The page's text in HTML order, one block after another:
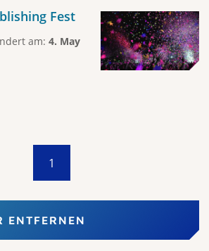
Fest
am: 4. May
1
ENTFERNEN